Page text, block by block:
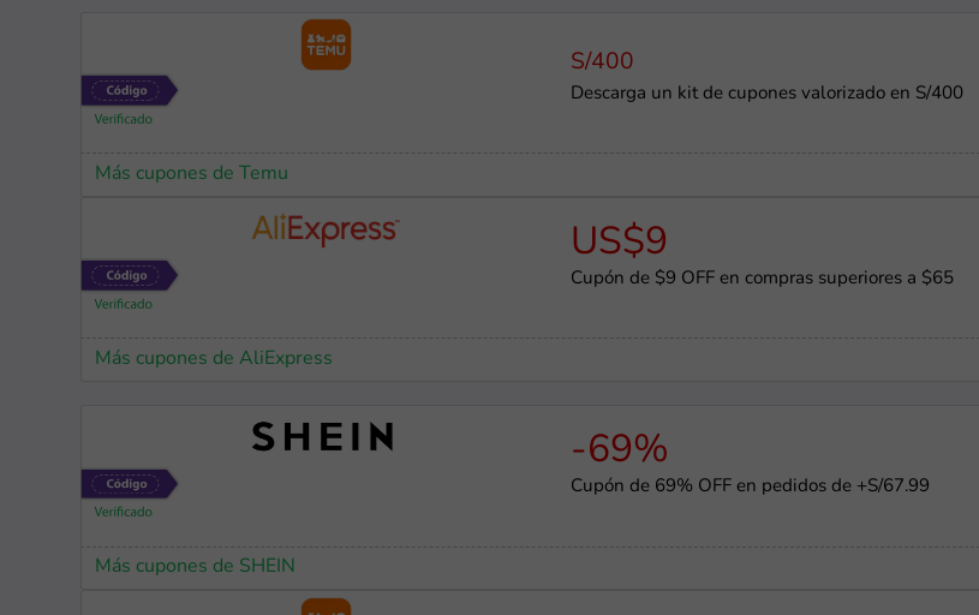
S/400
Descarga un kit de cupones valorizado en S/400
Más cupones de Temu
US$9
Cupón de $9 OFF en compras superiores a $65
Más cupones de AliExpress
-69%
Cupón de 69% OFF en pedidos de +S/67.99
Más cupones de SHEIN